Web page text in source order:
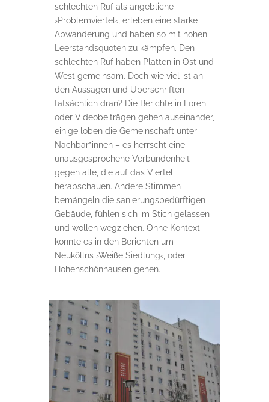
schlechten Ruf als angebliche
›Problemviertel‹, erleben eine starke
Abwanderung und haben so mit hohen
Leerstandsquoten zu kämpfen. Den
schlechten Ruf haben Platten in Ost und
West gemeinsam. Doch wie viel ist an
den Aussagen und Überschriften
tatsächlich dran? Die Berichte in Foren
oder Videobeiträgen gehen auseinander,
einige loben die Gemeinschaft unter
Nachbar*innen – es herrscht eine
unausgesprochene Verbundenheit
gegen alle, die auf das Viertel
herabschauen. Andere Stimmen
bemängeln die sanierungsbedürftigen
Gebäude, fühlen sich im Stich gelassen
und wollen wegziehen. Ohne Kontext
könnte es in den Berichten um
Neuköllns ›Weiße Siedlung‹, oder
Hohenschönhausen gehen.